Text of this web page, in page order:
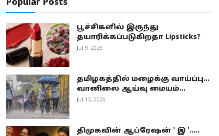
Popular Posts
பூச்சிகளில் இருந்து
தயாரிக்கப்படுகிறதா Lipsticks?
Jul 9, 2026
தமிழகத்தில் மழைக்கு வாய்ப்பு...
வானிலை ஆய்வு மையம்...
Jul 13, 2026
திமுகவின் ஆப்ரேஷன் ' இ '.....